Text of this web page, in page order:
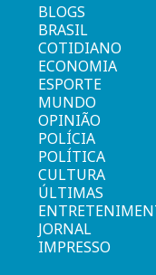
BLOGS
BRASIL
COTIDIANO
ECONOMIA
ESPORTE
MUNDO
OPINIÃO
POLÍCIA
POLÍTICA
CULTURA
ÚLTIMAS
JORNAL
IMPRESSO